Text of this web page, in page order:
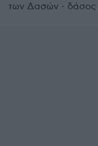
των Δασών - δάσος